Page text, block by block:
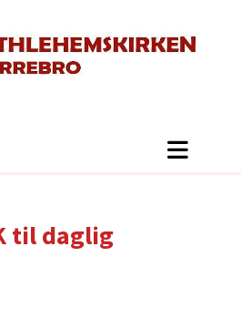
til daglig